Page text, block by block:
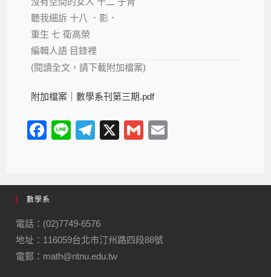
聽我細訴 十八 ．影．
重生 七 衛高榮
編輯人語 目錄裡
(閱讀全文，請下載附加檔案)
附加檔案｜數學系刊第三期.pdf
F
e
b
o
o
k
Li
T
gr
m
X
G
數學系
電話：(02)7749-6576
地址：116059台北市汀州路四段88號
電郵：math@ntnu.edu.tw